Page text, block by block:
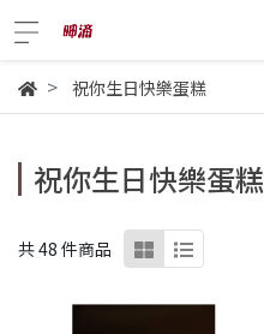
祝你生日快樂蛋糕
祝你生日快樂蛋糕
共 48 件商品